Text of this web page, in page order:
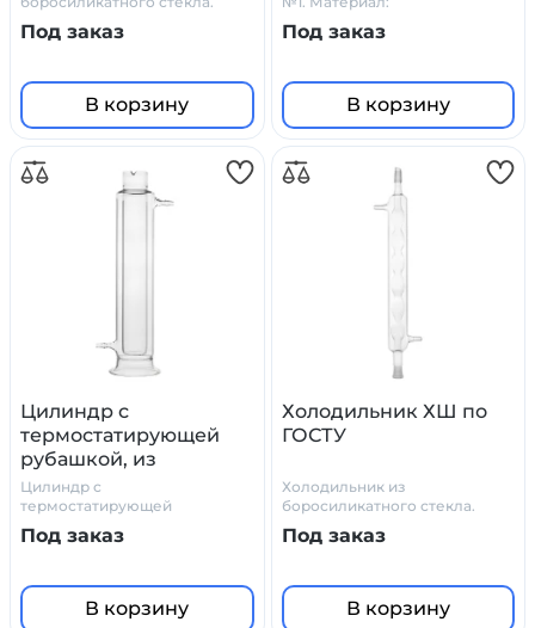
Производитель: Primelab
Под заказ
В корзину
боросиликатное стекло
Под заказ
В корзину
Цилиндр с
термостатирующей
рубашкой, из
боросиликатного
стекла
Цилиндр с
термостатирующей
рубашкой, из
боросиликатного стекла
Под заказ
В корзину
Холодильник ХШ по
ГОСТУ
Холодильник из
боросиликатного стекла.
ГОСТ
Под заказ
В корзину